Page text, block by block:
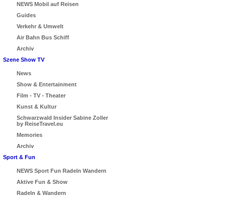
NEWS Mobil auf Reisen
Guides
Verkehr & Umwelt
Air Bahn Bus Schiff
Archiv
Szene Show TV
News
Show & Entertainment
Film - TV - Theater
Kunst & Kultur
Schwarzwald Insider Sabine Zoller
by ReiseTravel.eu
Memories
Archiv
Sport & Fun
NEWS Sport Fun Radeln Wandern
Aktive Fun & Show
Radeln & Wandern